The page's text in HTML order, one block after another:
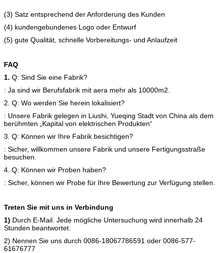
(3) Satz entsprechend der Anforderung des Kunden
(4) kundengebundenes Logo oder Entwurf
(5) gute Qualität, schnelle Vorbereitungs- und Anlaufzeit
FAQ
1. Q: Sind Sie eine Fabrik?
: Ja sind wir Berufsfabrik mit aera mehr als 10000m2.
2. Q: Wo werden Sie herein lokalisiert?
: Unsere Fabrik gelegen in Liushi, Yueqing Stadt von China als dem
berühmten „Kapital von elektrischen Produkten“
3. Q: Können wir Ihre Fabrik besichtigen?
: Sicher, willkommen unsere Fabrik und unsere Fertigungsstraße
besuchen.
4. Q: Können wir Proben haben?
: Sicher, können wir Probe für Ihre Bewertung zur Verfügung stellen.
Treten Sie mit uns in Verbindung
1) Durch E-Mail. Jede mögliche Untersuchung wird innerhalb 24
Stunden beantwortet.
2) Nennen Sie uns durch 0086-18067786591 oder 0086-577-
61676777